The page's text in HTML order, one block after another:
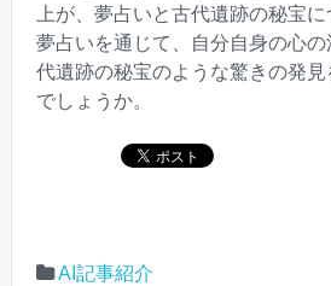
上が、夢占いと古代遺跡の秘宝に
夢占いを通じて、自分自身の心
代遺跡の秘宝のような驚きの発
でしょうか。
AI記事紹介